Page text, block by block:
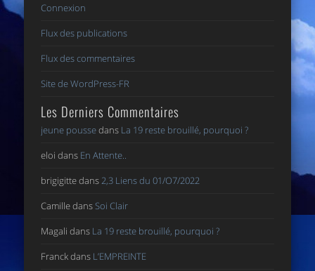
Connexion
Flux des publications
Flux des commentaires
Site de WordPress-FR
Les Derniers Commentaires
jeune poussedans La 19 reste brouillé, pourquoi ?
eloi dans En Attente..
brigigittedans 2,3 Liens du 01/O7/2022
Camilledans Soi Clair
Magali dans La 19 reste brouillé, pourquoi ?
Franckdans L’EMPREINTE